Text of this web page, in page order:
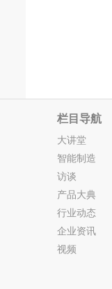
栏目导航
大讲堂
智能制造
访谈
产品大典
行业动态
企业资讯
视频